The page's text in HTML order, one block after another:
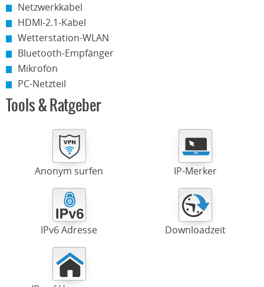
Netzwerkkabel
HDMI-2.1-Kabel
Wetterstation-WLAN
Bluetooth-Empfänger
Mikrofon
PC-Netzteil
Tools & Ratgeber
Anonym surfen IP-Merker
IPv6 Adresse Downloadzeit